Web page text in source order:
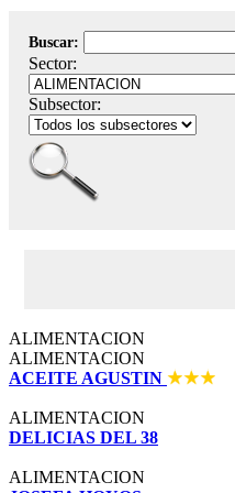
Buscar:
Sector:
Subsector:
ALIMENTACION
ALIMENTACION
ACEITE AGUSTIN
ALIMENTACION
DELICIAS DEL 38
ALIMENTACION